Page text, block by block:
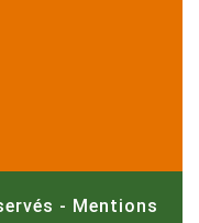
- Mentions